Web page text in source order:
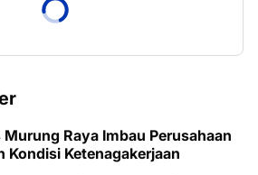
Raya Imbau Perusahaan
Kondisi Ketenagakerjaan